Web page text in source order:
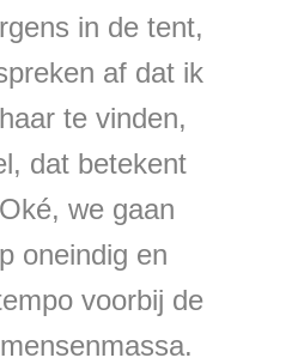
in de tent,
af dat ik
te vinden,
dat betekent
we gaan
oneindig en
voorbij de